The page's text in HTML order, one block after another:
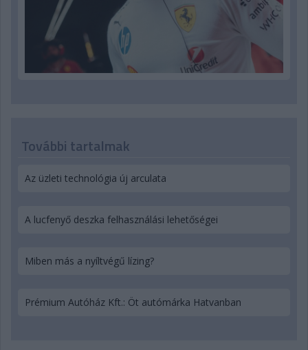
További tartalmak
Az üzleti technológia új arculata
A lucfenyő deszka felhasználási lehetőségei
Miben más a nyíltvégű lízing?
Prémium Autóház Kft.: Öt autómárka Hatvanban